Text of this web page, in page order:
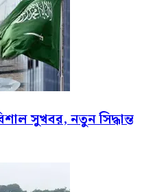
সুখবর, নতুন সিদ্ধান্ত